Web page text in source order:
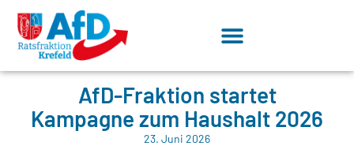
AfD-Fraktion startet
Kampagne zum Haushalt 2026
23. Juni 2026